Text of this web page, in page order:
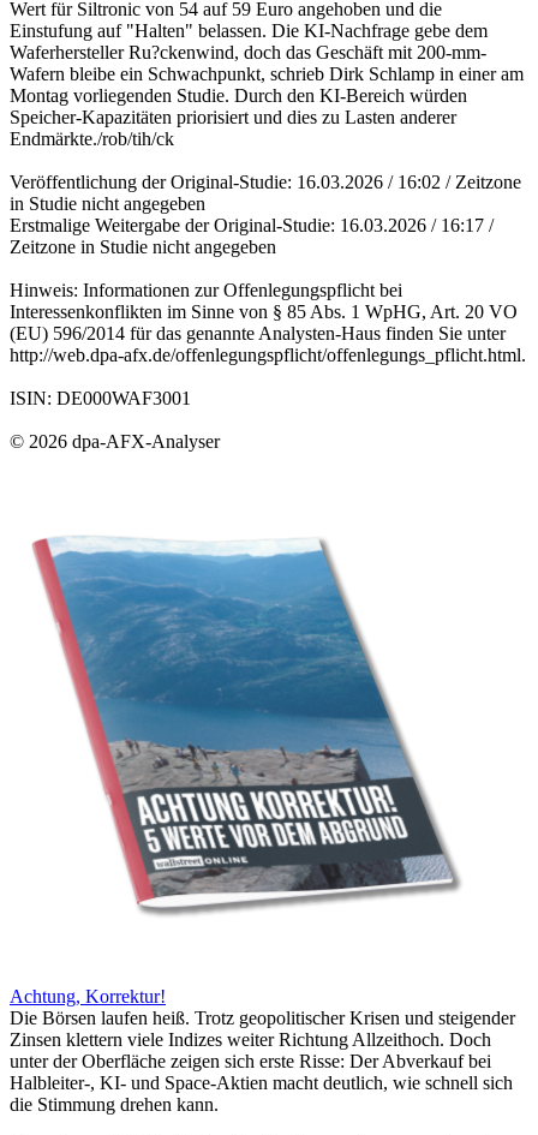
Wert für Siltronic von 54 auf 59 Euro angehoben und die
Einstufung auf "Halten" belassen. Die KI-Nachfrage gebe dem
Waferhersteller Ru?ckenwind, doch das Geschäft mit 200-mm-
Wafern bleibe ein Schwachpunkt, schrieb Dirk Schlamp in einer am
Montag vorliegenden Studie. Durch den KI-Bereich würden
Speicher-Kapazitäten priorisiert und dies zu Lasten anderer
Endmärkte./rob/tih/ck
Veröffentlichung der Original-Studie: 16.03.2026 / 16:02 / Zeitzone
in Studie nicht angegeben
Erstmalige Weitergabe der Original-Studie: 16.03.2026 / 16:17 /
Zeitzone in Studie nicht angegeben
Hinweis: Informationen zur Offenlegungspflicht bei
Interessenkonflikten im Sinne von § 85 Abs. 1 WpHG, Art. 20 VO
(EU) 596/2014 für das genannte Analysten-Haus finden Sie unter
http://web.dpa-afx.de/offenlegungspflicht/offenlegungs_pflicht.html.
ISIN: DE000WAF3001
© 2026 dpa-AFX-Analyser
Achtung, Korrektur!
Die Börsen laufen heiß. Trotz geopolitischer Krisen und steigender
Zinsen klettern viele Indizes weiter Richtung Allzeithoch. Doch
unter der Oberfläche zeigen sich erste Risse: Der Abverkauf bei
Halbleiter-, KI- und Space-Aktien macht deutlich, wie schnell sich
die Stimmung drehen kann.